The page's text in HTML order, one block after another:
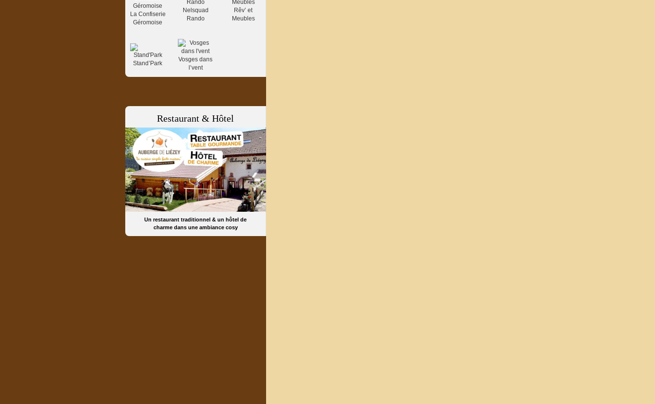
La Confiserie
Géromoise
Nelsquad
Rando
Rêv’ et
Meubles
Stand’Park
Vosges dans
l’vent
Restaurant & Hôtel
Un restaurant traditionnel & un hôtel de
charme dans une ambiance cosy